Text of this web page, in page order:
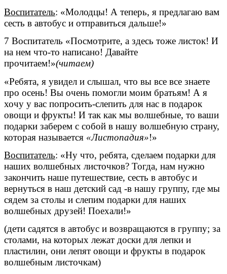
Воспитатель: «Молодцы! А теперь, я предлагаю вам
сесть в автобус и отправиться дальше!»
7 Воспитатель «Посмотрите, а здесь тоже листок! И
на нем что-то написано! Давайте
прочитаем!»(читаем)
«Ребята, я увидел и слышал, что вы все все знаете
про осень! Вы очень помогли моим братьям! А я
хочу у вас попросить-слепить для нас в подарок
овощи и фрукты! И так как мы волшебные, то ваши
подарки заберем с собой в нашу волшебную страну,
которая называется «Листопадия»!»
Воспитатель: «Ну что, ребята, сделаем подарки для
наших волшебных листочков? Тогда, нам нужно
закончить наше путешествие, сесть в автобус и
вернуться в наш детский сад -в нашу группу, где мы
сядем за столы и слепим подарки для наших
волшебных друзей! Поехали!»
(дети садятся в автобус и возвращаются в группу; за
столами, на которых лежат доски для лепки и
пластилин, они лепят овощи и фрукты в подарок
волшебным листочкам)